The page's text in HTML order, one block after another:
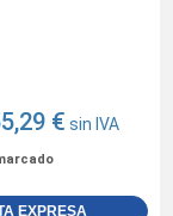
€ sin IVA
EXPRESA